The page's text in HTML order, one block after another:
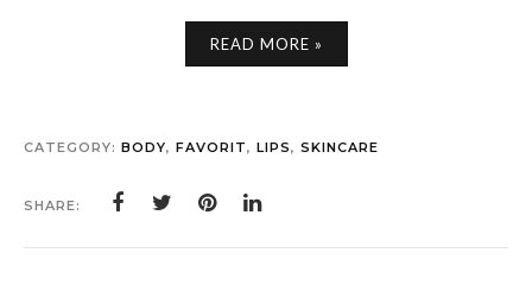
READ MORE »
CATEGORY: BODY, FAVORIT, LIPS, SKINCARE
SHARE: